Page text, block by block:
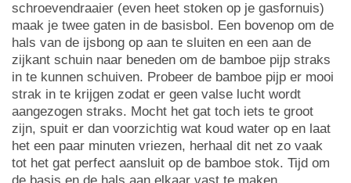
schroevendraaier (even heet stoken op je gasfornuis)
maak je twee gaten in de basisbol. Een bovenop om de
hals van de ijsbong op aan te sluiten en een aan de
zijkant schuin naar beneden om de bamboe pijp straks
in te kunnen schuiven. Probeer de bamboe pijp er mooi
strak in te krijgen zodat er geen valse lucht wordt
aangezogen straks. Mocht het gat toch iets te groot
zijn, spuit er dan voorzichtig wat koud water op en laat
het een paar minuten vriezen, herhaal dit net zo vaak
tot het gat perfect aansluit op de bamboe stok. Tijd om